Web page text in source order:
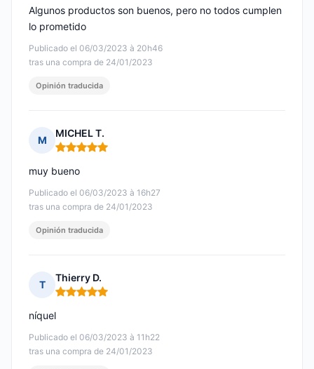
Publicado el 06/03/2023 à 20h46
tras una compra de 24/01/2023
Algunos productos son buenos, pero no todos cumplen
lo prometido
Opinión traducida
M
MICHEL T.
Nota: 5 de 5
Publicado el 06/03/2023 à 16h27
tras una compra de 24/01/2023
muy bueno
Opinión traducida
T
Thierry D.
Nota: 5 de 5
Publicado el 06/03/2023 à 11h22
tras una compra de 24/01/2023
níquel